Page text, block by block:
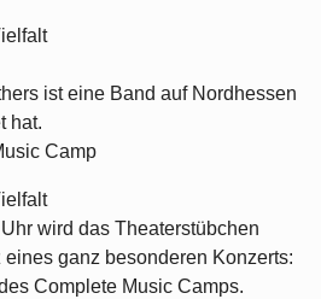
ist eine Band auf Nordhessen
hat.
Camp
wird das Theaterstübchen
ganz besonderen Konzerts:
Complete Music Camps.